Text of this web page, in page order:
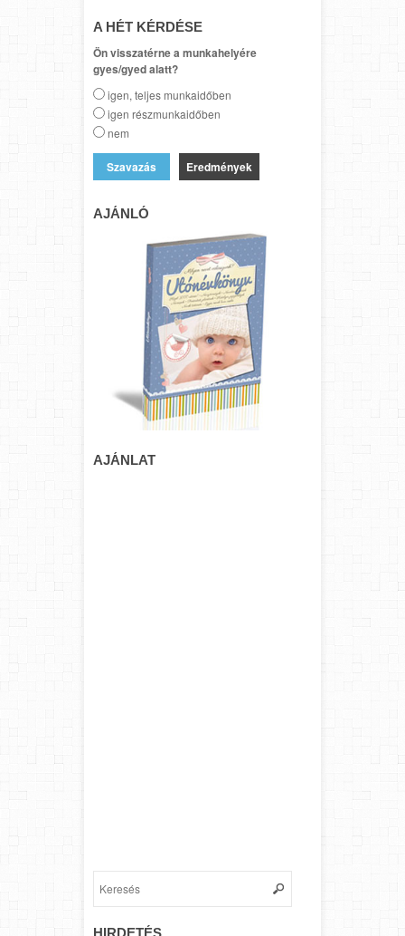
A HÉT KÉRDÉSE
Ön visszatérne a munkahelyére
gyes/gyed alatt?
igen, teljes munkaidőben
igen részmunkaidőben
nem
Eredmények
AJÁNLÓ
AJÁNLAT
HIRDETÉS